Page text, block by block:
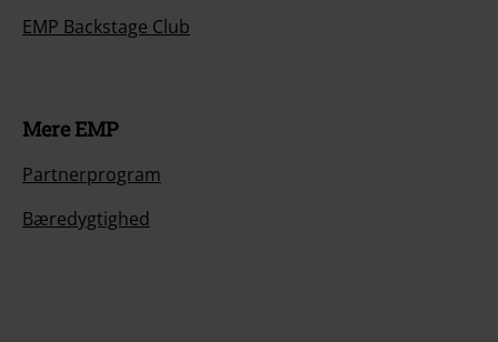
EMP Backstage Club
Mere EMP
Partnerprogram
Bæredygtighed